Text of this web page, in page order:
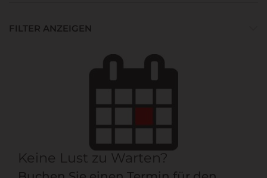
FILTER ANZEIGEN
Keine Lust zu Warten?